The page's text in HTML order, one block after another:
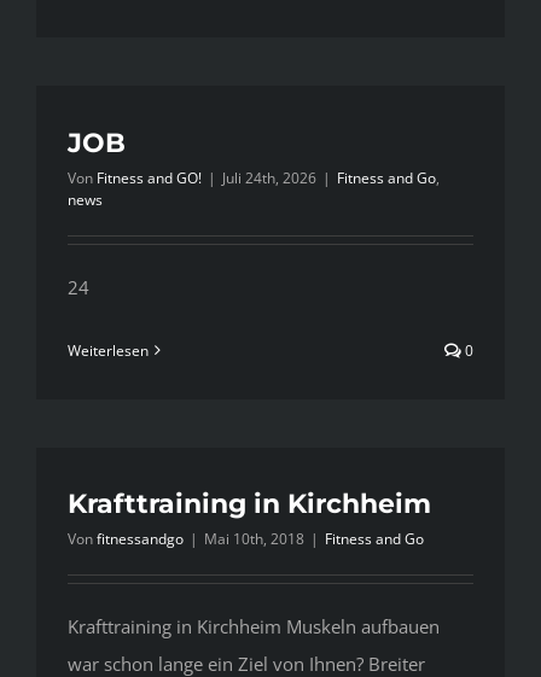
JOB
Von Fitness and GO! | Juli 24th, 2026 | Fitness and Go,
news
24
Weiterlesen 0
Krafttraining in Kirchheim
Vonfitnessandgo | Mai 10th, 2018 | Fitness and Go
Krafttraining in Kirchheim Muskeln aufbauen
war schon lange ein Ziel von Ihnen? Breiter